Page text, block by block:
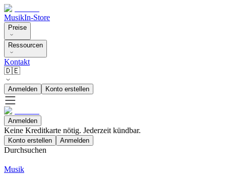
MusikIn-Store
Preise
Ressourcen
Kontakt
🇩🇪
Anmelden Konto erstellen
Anmelden
Keine Kreditkarte nötig. Jederzeit kündbar.
Konto erstellen Anmelden
Durchsuchen
Musik